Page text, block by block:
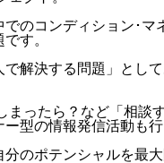
のコンディション･
す。
解決する問題」と
ったら？など「相
型の情報発信活動も行
のポテンシャルを最